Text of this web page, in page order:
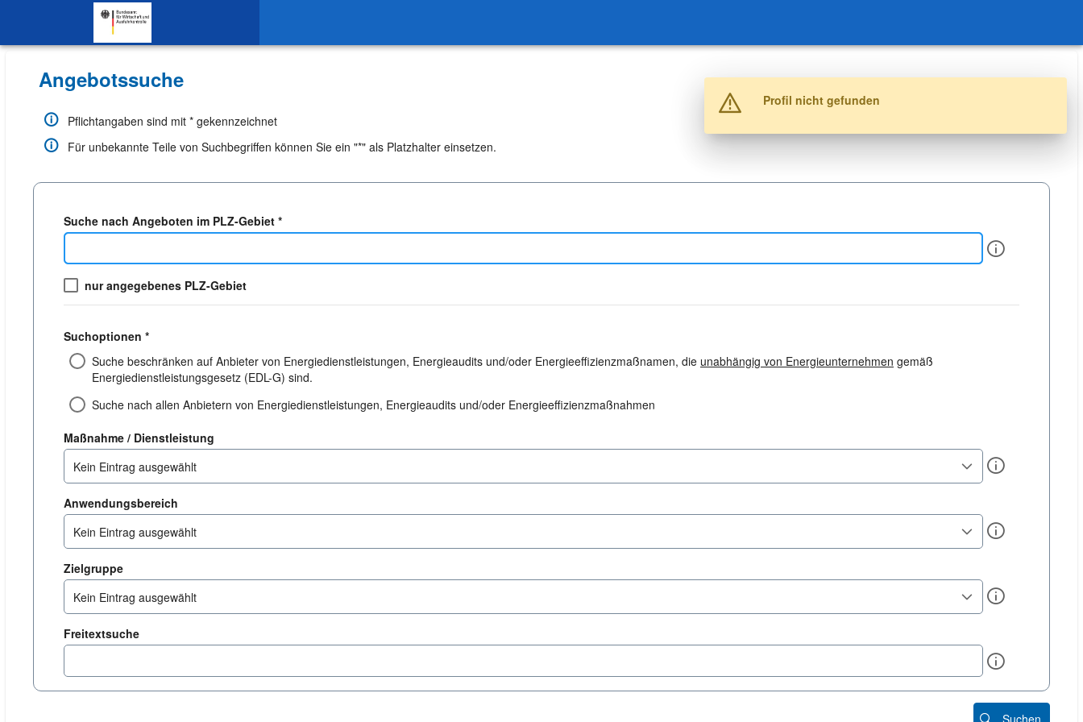
SKIP TO CONTENT.
Angebotssuche
Pflichtangaben sind mit * gekennzeichnet
Für unbekannte Teile von Suchbegriffen können Sie ein "*" als Platzhalter einsetzen.
Suche nach Angeboten im PLZ-Gebiet *
Info
nur angegebenes PLZ-Gebiet
Suchoptionen *
Suche beschränken auf Anbieter von Energiedienstleistungen, Energieaudits und/oder Energieeffizienzmaßnamen, die unabhängig von Energieunternehmen gemäß
Energiedienstleistungsgesetz (EDL-G) sind.
Suche nach allen Anbietern von Energiedienstleistungen, Energieaudits und/oder Energieeffizienzmaßnahmen
Maßnahme / Dienstleistung
Kein Eintrag ausgewählt
Info
Anwendungsbereich
Kein Eintrag ausgewählt
Info
Zielgruppe
Kein Eintrag ausgewählt
Info
Freitextsuche
Info
Warnung
Profil nicht gefunden